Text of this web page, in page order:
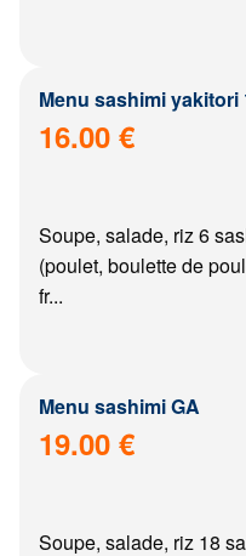
Menu sashimi yakitori
16.00 €
Soupe, salade, riz 6
(poulet, boulette de
fr...
Menu sashimi GA
19.00 €
Soupe, salade, riz 18